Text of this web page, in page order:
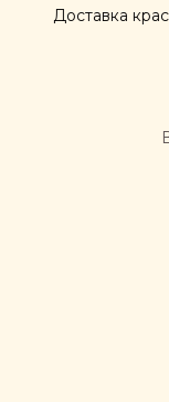
Доставка